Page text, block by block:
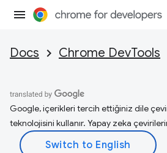
Docs Chrome DevTools
Google, içerikleri tercih ettiğiniz dile
teknolojisini kullanır. Yapay zeka